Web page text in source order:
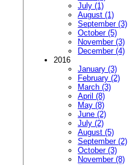
July (1)
August (1)
September (3)
October (5)
November (3)
December (4)
2016
January (3)
February (2)
March (3)
April (8)
May (8)
June (2)
July (2)
August (5)
September (2)
October (3)
November (8)